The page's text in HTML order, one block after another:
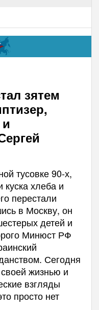
зятем
тусовке 90-х,
хлеба и
перестали
в Москву, он
детей и
Минюст РФ
Сегодня
жизнью и
взгляды
просто нет